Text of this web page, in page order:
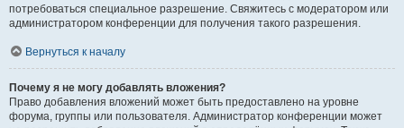
потребоваться специальное разрешение. Свяжитесь с модератором или
администратором конференции для получения такого разрешения.
Вернуться к началу
Почему я не могу добавлять вложения?
Право добавления вложений может быть предоставлено на уровне
форума, группы или пользователя. Администратор конференции может